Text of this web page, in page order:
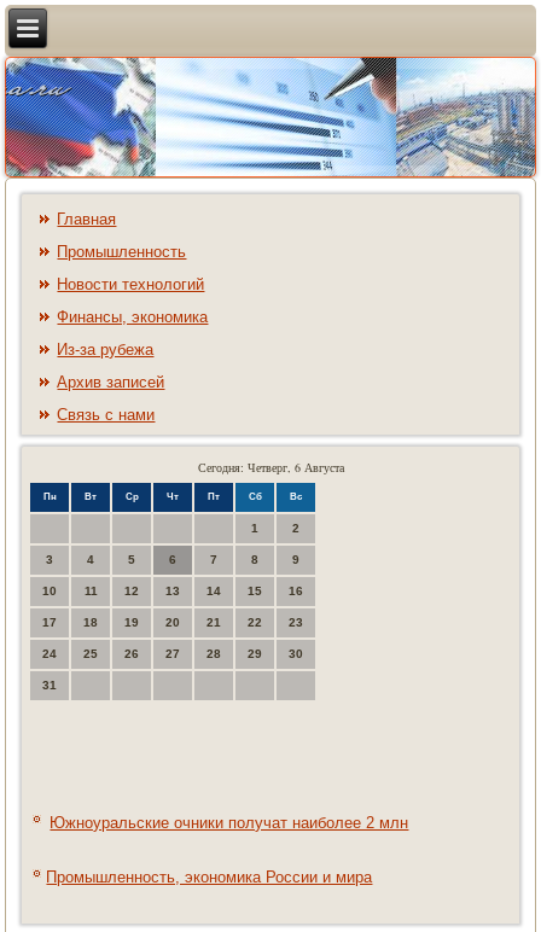
Главная
Промышленность
Новости технологий
Финансы, экономика
Из-за рубежа
Архив записей
Связь с нами
Сегодня: Четверг, 6 Августа
Пн Вт Ср Чт Пт Сб Вс
1 2
3 4 5 6 7 8 9
10 11 12 13 14 15 16
17 18 19 20 21 22 23
24 25 26 27 28 29 30
31
Южноуральские очники получат наиболее 2 млн
Промышленность, экономика России и мира